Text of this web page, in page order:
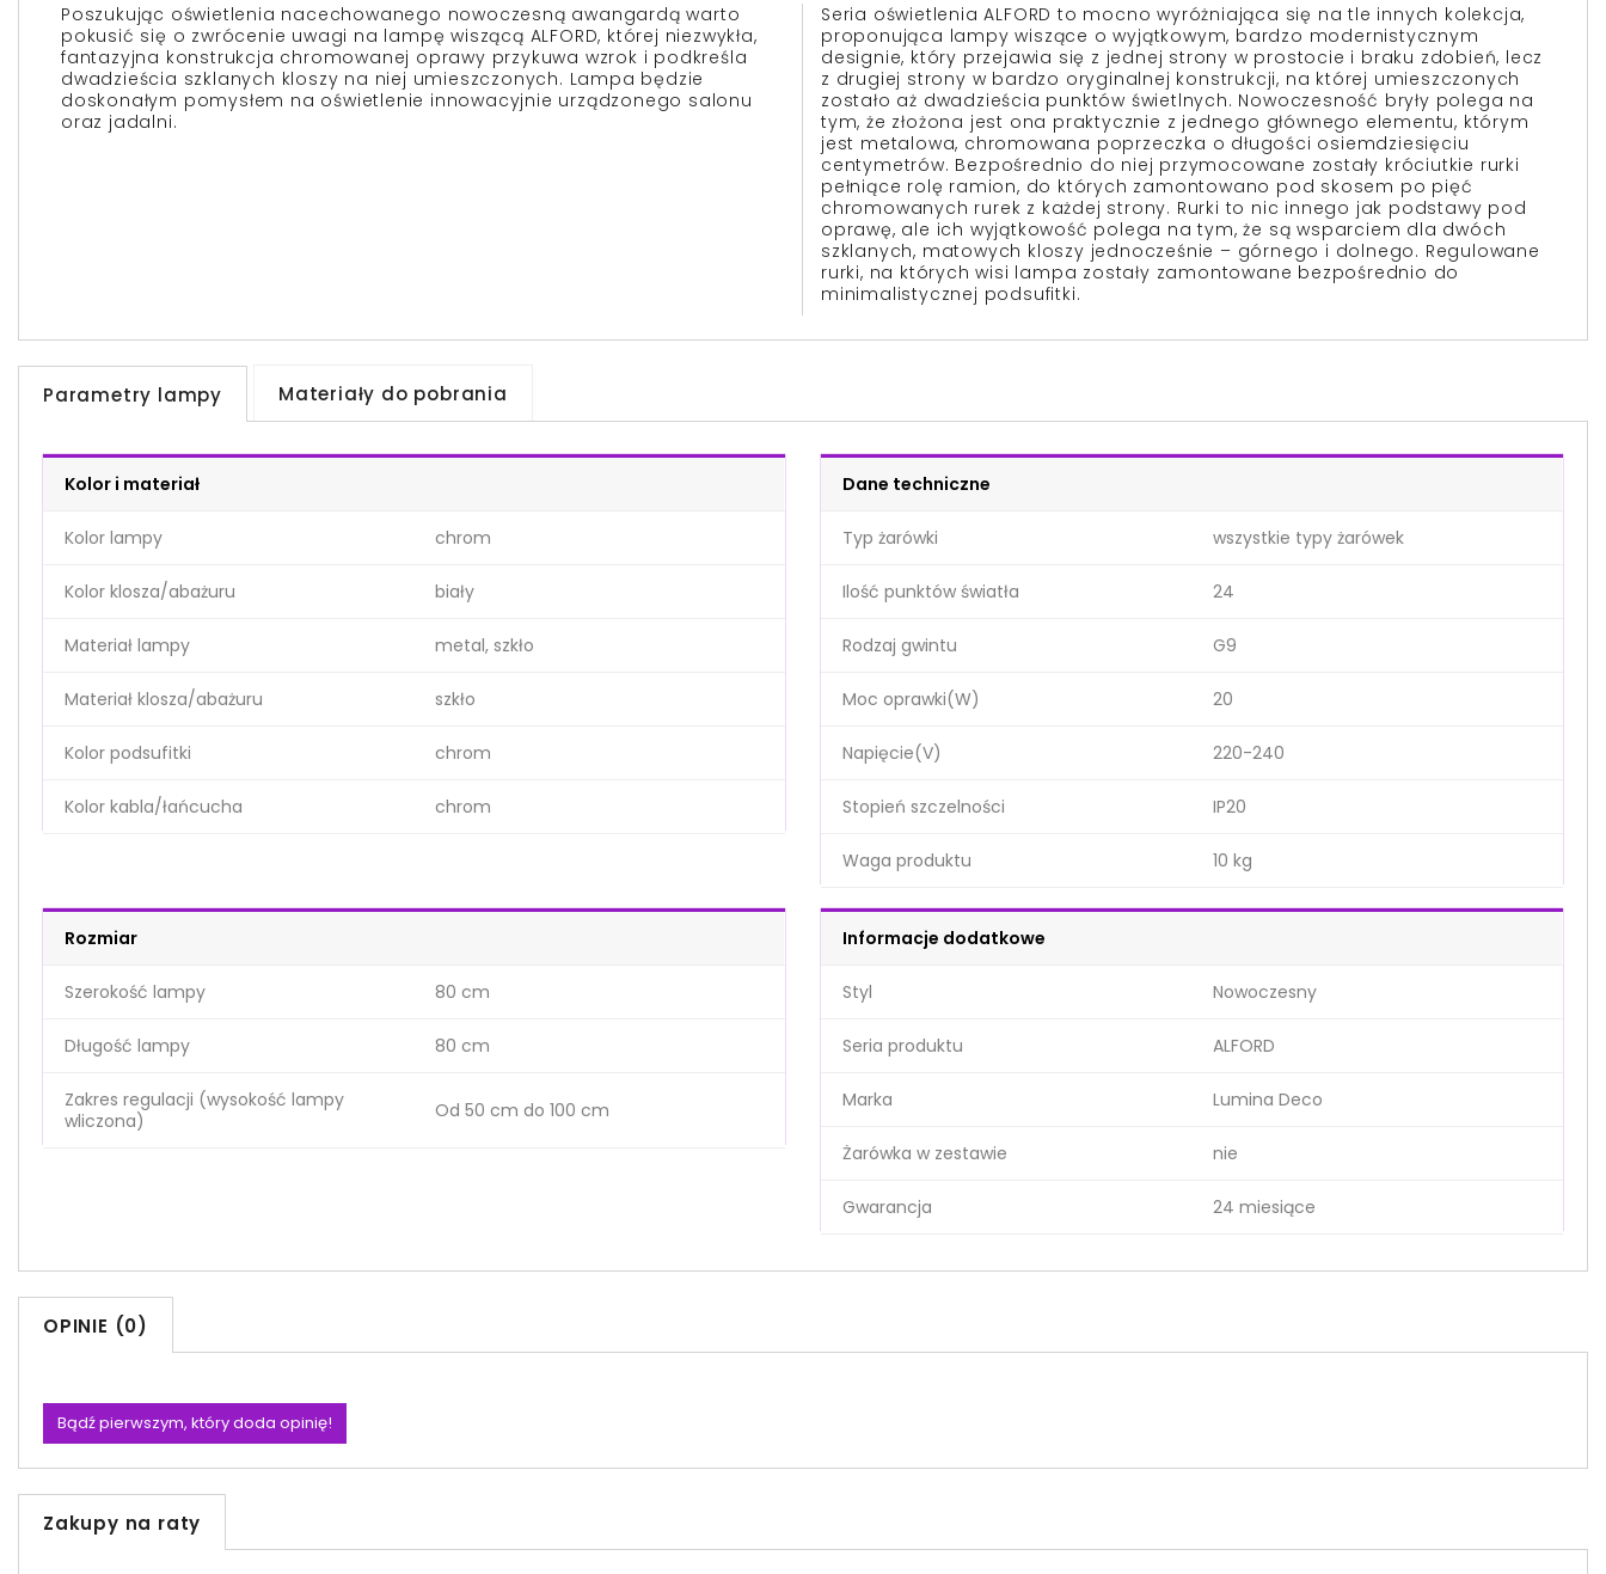
Poszukując oświetlenia nacechowanego nowoczesną awangardą warto
pokusić się o zwrócenie uwagi na lampę wiszącą ALFORD, której niezwykła,
fantazyjna konstrukcja chromowanej oprawy przykuwa wzrok i podkreśla
dwadzieścia szklanych kloszy na niej umieszczonych. Lampa będzie
doskonałym pomysłem na oświetlenie innowacyjnie urządzonego salonu
oraz jadalni.
Seria oświetlenia ALFORD to mocno wyróżniająca się na tle innych kolekcja,
proponująca lampy wiszące o wyjątkowym, bardzo modernistycznym
designie, który przejawia się z jednej strony w prostocie i braku zdobień, lecz
z drugiej strony w bardzo oryginalnej konstrukcji, na której umieszczonych
zostało aż dwadzieścia punktów świetlnych. Nowoczesność bryły polega na
tym, że złożona jest ona praktycznie z jednego głównego elementu, którym
jest metalowa, chromowana poprzeczka o długości osiemdziesięciu
centymetrów. Bezpośrednio do niej przymocowane zostały króciutkie rurki
pełniące rolę ramion, do których zamontowano pod skosem po pięć
chromowanych rurek z każdej strony. Rurki to nic innego jak podstawy pod
oprawę, ale ich wyjątkowość polega na tym, że są wsparciem dla dwóch
szklanych, matowych kloszy jednocześnie – górnego i dolnego. Regulowane
rurki, na których wisi lampa zostały zamontowane bezpośrednio do
minimalistycznej podsufitki.
Parametry lampy Materiały do pobrania
Kolor i materiał
Kolor lampy chrom
Kolor klosza/abażuru biały
Materiał lampy metal, szkło
Materiał klosza/abażuru szkło
Kolor podsufitki chrom
Kolor kabla/łańcucha chrom
Dane techniczne
Typ żarówki wszystkie typy żarówek
Ilość punktów światła 24
Rodzaj gwintu G9
Moc oprawki(W) 20
Napięcie(V) 220-240
Stopień szczelności IP20
Waga produktu 10 kg
Rozmiar
Szerokość lampy 80 cm
Długość lampy 80 cm
Zakres regulacji (wysokość lampy
wliczona)
Od 50 cm do 100 cm
Informacje dodatkowe
Styl Nowoczesny
Seria produktu ALFORD
Marka Lumina Deco
Żarówka w zestawie nie
Gwarancja 24 miesiące
OPINIE (0)
Bądź pierwszym, który doda opinię!
Zakupy na raty